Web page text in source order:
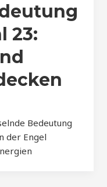
23:
Bedeutung
der Engel